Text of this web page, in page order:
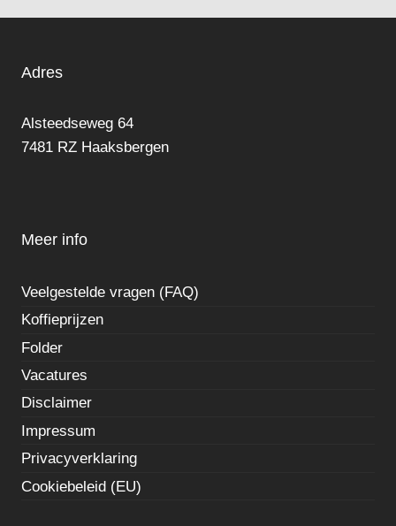
Adres
Alsteedseweg 64
7481 RZ Haaksbergen
Meer info
Veelgestelde vragen (FAQ)
Koffieprijzen
Folder
Vacatures
Disclaimer
Impressum
Privacyverklaring
Cookiebeleid (EU)